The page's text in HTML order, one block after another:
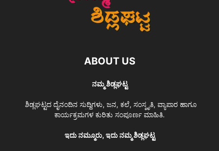
ABOUT US
ನಮ್ಮ ಶಿಡ್ಲಘಟ್ಟ
ಶಿಡ್ಲಘಟ್ಟದ ದೈನಂದಿನ ಸುದ್ದಿಗಳು, ಜನ, ಕಲೆ, ಸಂಸ್ಕೃತಿ, ವ್ಯಾಪಾರ ಹಾಗೂ
ಕಾರ್ಯಕ್ರಮಗಳ ಕುರಿತು ಸಂಪೂರ್ಣ ಮಾಹಿತಿ.
ಇದು ನಮ್ಮೂರು, ಇದು ನಮ್ಮ ಶಿಡ್ಲಘಟ್ಟ